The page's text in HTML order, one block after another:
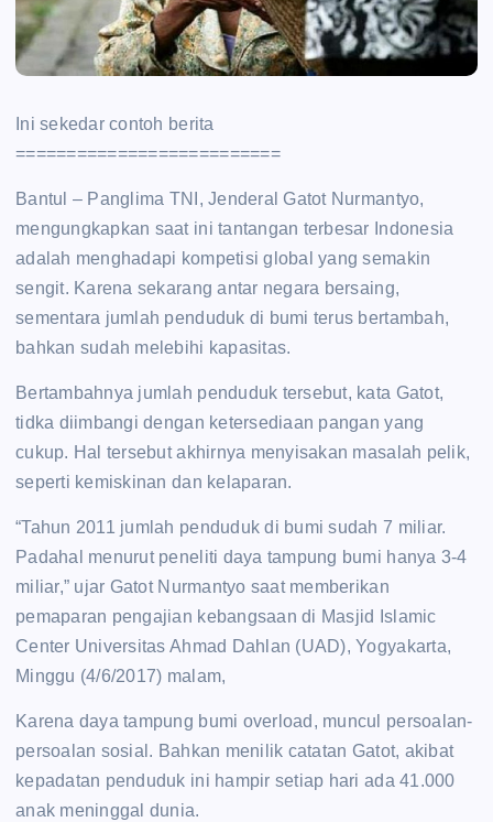
Ini sekedar contoh berita
==========================
Bantul – Panglima TNI, Jenderal Gatot Nurmantyo,
mengungkapkan saat ini tantangan terbesar Indonesia
adalah menghadapi kompetisi global yang semakin
sengit. Karena sekarang antar negara bersaing,
sementara jumlah penduduk di bumi terus bertambah,
bahkan sudah melebihi kapasitas.
Bertambahnya jumlah penduduk tersebut, kata Gatot,
tidka diimbangi dengan ketersediaan pangan yang
cukup. Hal tersebut akhirnya menyisakan masalah pelik,
seperti kemiskinan dan kelaparan.
“Tahun 2011 jumlah penduduk di bumi sudah 7 miliar.
Padahal menurut peneliti daya tampung bumi hanya 3-4
miliar,” ujar Gatot Nurmantyo saat memberikan
pemaparan pengajian kebangsaan di Masjid Islamic
Center Universitas Ahmad Dahlan (UAD), Yogyakarta,
Minggu (4/6/2017) malam,
Karena daya tampung bumi overload, muncul persoalan-
persoalan sosial. Bahkan menilik catatan Gatot, akibat
kepadatan penduduk ini hampir setiap hari ada 41.000
anak meninggal dunia.